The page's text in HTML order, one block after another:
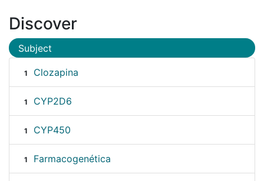
Discover
Subject
1 Clozapina
1 CYP2D6
1 CYP450
1 Farmacogenética